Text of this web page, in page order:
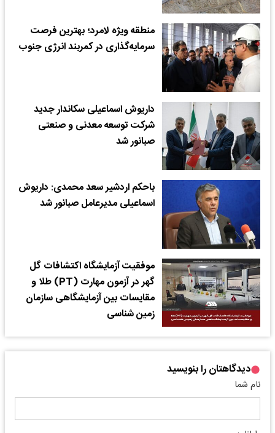
منطقه ویژه لامرد؛ بهترین فرصت
سرمایه‌گذاری در کمربند انرژی جنوب
داریوش اسماعیلی سکاندار جدید
شرکت توسعه معدنی و صنعتی
صبانور شد
باحکم اردشیر سعد محمدی: داریوش
اسماعیلی مدیرعامل صبانور شد
موفقیت آزمایشگاه اکتشافات گل
گهر در آزمون مهارت (PT) طلا و
مقایسات بین آزمایشگاهی سازمان
زمین شناسی
دیدگاهتان را بنویسید
نام شما